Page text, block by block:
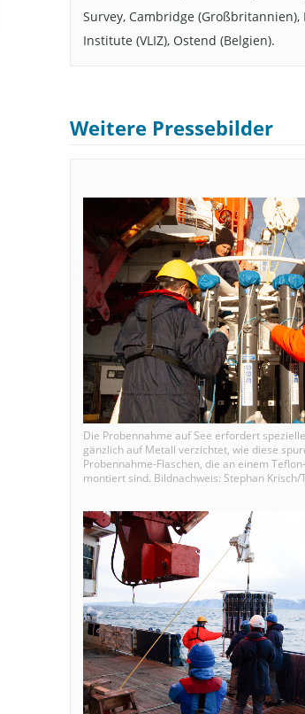
Survey, Cambridge
Institute (VLIZ), Ostend (Belgien).
Weitere Pressebilder
Die Probennahme auf See erfordert
gänzlich auf Metall verzichtet, wie diese
Probennahme-Flaschen, die an einem
montiert sind. Bildnachweis: Stephan Krisch/